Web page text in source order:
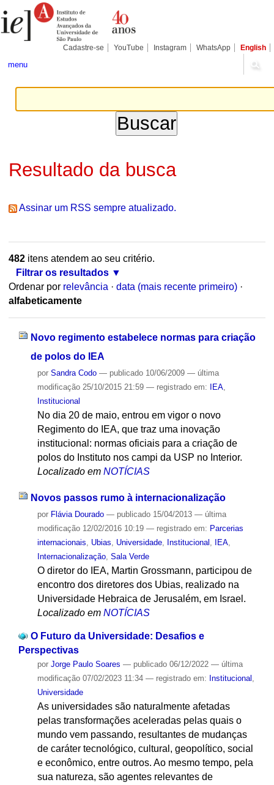
para
conteúdo.
Pessoais
Cadastre-se YouTube Instagram WhatsApp English
menu
Resultado da busca
Assinar um RSS sempre atualizado.
482itens atendem ao seu critério.
Filtrar os resultados
Ordenar por relevância · data (mais recente primeiro) ·
alfabeticamente
Novo regimento estabelece normas para criação
de polos do IEA
por Sandra Codo — publicado10/06/2009 — última
modificação25/10/2015 21:59 — registrado em: IEA,
Institucional
No dia 20 de maio, entrou em vigor o novo
Regimento do IEA, que traz uma inovação
institucional: normas oficiais para a criação de
polos do Instituto nos campi da USP no Interior.
Localizado em NOTÍCIAS
Novos passos rumo à internacionalização
por Flávia Dourado — publicado15/04/2013 — última
modificação12/02/2016 10:19 — registrado em: Parcerias
internacionais
Ubias Universidade, Institucional IEA,
Internacionalização, Sala Verde
O diretor do IEA, Martin Grossmann, participou de
encontro dos diretores dos Ubias, realizado na
Universidade Hebraica de Jerusalém, em Israel.
Localizado em NOTÍCIAS
O Futuro da Universidade: Desafios e
Perspectivas
por Jorge Paulo Soares — publicado06/12/2022 — última
modificação07/02/2023 11:34 — registrado em: Institucional ,
Universidade
As universidades são naturalmente afetadas
pelas transformações aceleradas pelas quais o
mundo vem passando, resultantes de mudanças
de caráter tecnológico, cultural, geopolítico, social
e econômico, entre outros. Ao mesmo tempo, pela
sua natureza, são agentes relevantes de